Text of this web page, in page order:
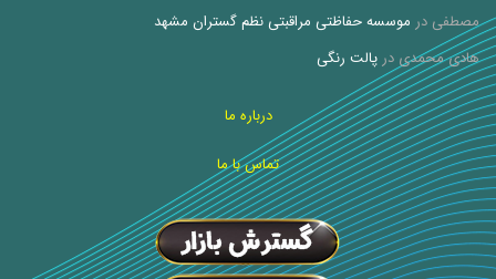
مصطفی در موسسه حفاظتی مراقبتی نظم گستران مشهد
هادی محمدی در پالت رنگی
درباره ما
تماس با ما